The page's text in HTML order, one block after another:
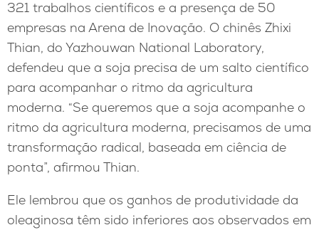
321 trabalhos científicos e a presença de 50
empresas na Arena de Inovação. O chinês Zhixi
Thian, do Yazhouwan National Laboratory,
defendeu que a soja precisa de um salto científico
para acompanhar o ritmo da agricultura
moderna. “Se queremos que a soja acompanhe o
ritmo da agricultura moderna, precisamos de uma
transformação radical, baseada em ciência de
ponta”, afirmou Thian.
Ele lembrou que os ganhos de produtividade da
oleaginosa têm sido inferiores aos observados em